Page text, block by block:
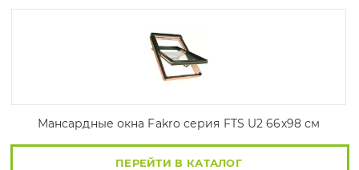
Мансардные окна Fakro серия FTS U2 66х98 см
ПЕРЕЙТИ В КАТАЛОГ